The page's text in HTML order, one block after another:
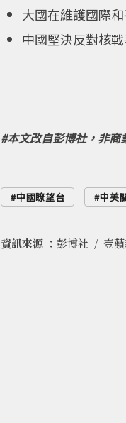
大國在維護國際
中國堅決反對核
#本文改自彭博社，非
中國瞭望台 中美
資訊來源 ： 彭博社 壹